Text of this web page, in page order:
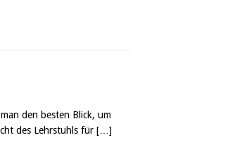
den besten Blick, um
des Lehrstuhls für […]